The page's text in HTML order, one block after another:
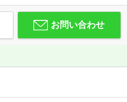
お問い合わせ